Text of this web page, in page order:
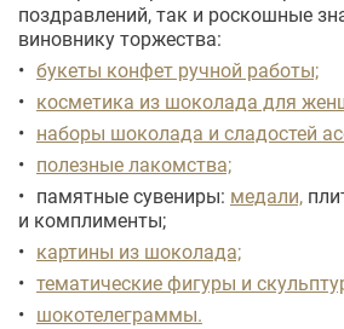
поздравлений, так и роскошные
виновнику торжества:
букеты конфет ручной работы;
косметика из шоколада для
наборы шоколада и сладостей
полезные лакомства;
памятные сувениры: медали,
и комплименты;
картины из шоколада;
тематические фигуры и
шокотелеграммы.